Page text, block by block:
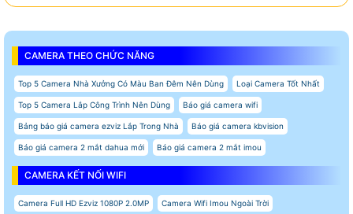
CAMERA THEO CHỨC NĂNG
Top 5 Camera Nhà Xưởng Có Màu Ban Đêm Nên Dùng Loại Camera Tốt Nhất
Top 5 Camera Lắp Công Trình Nên Dùng Báo giá camera wifi
Bảng báo giá camera ezviz Lắp Trong Nhà Báo giá camera kbvision
Báo giá camera 2 mắt dahua mới Báo giá camera 2 mắt imou
CAMERA KẾT NỐI WIFI
Camera Full HD Ezviz 1080P 2.0MP Camera Wifi Imou Ngoài Trời